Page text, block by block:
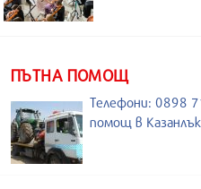
ПЪТНА ПОМОЩ
Телефони: 0898
помощ в